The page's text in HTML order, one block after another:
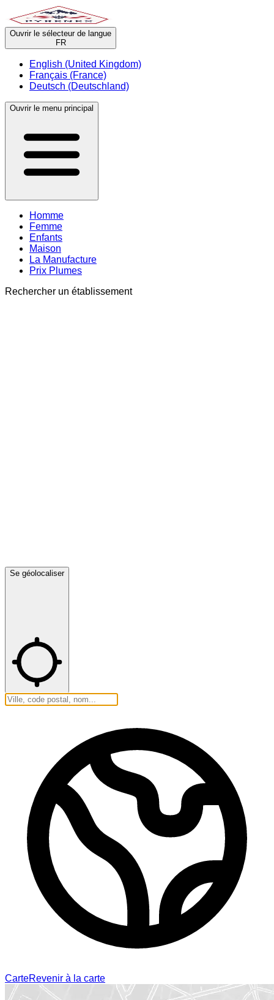
Ouvrir le sélecteur de langue
FR
English (United Kingdom)
Français (France)
Deutsch (Deutschland)
Ouvrir le menu principal
Homme
Femme
Enfants
Maison
La Manufacture
Prix Plumes
Rechercher un établissement
Se géolocaliser
CarteRevenir à la carte